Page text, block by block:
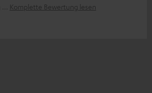
Komplette Bewertung lesen